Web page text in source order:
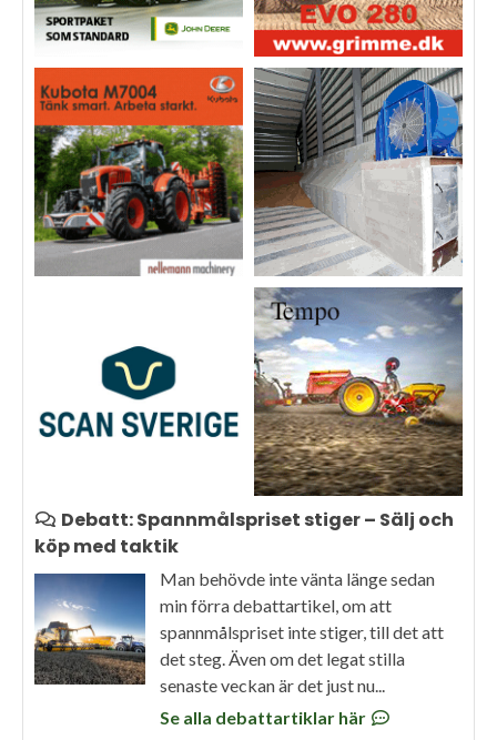
Debatt: Spannmålspriset stiger – Sälj och
köp med taktik
Man behövde inte vänta länge sedan
min förra debattartikel, om att
spannmålspriset inte stiger, till det att
det steg. Även om det legat stilla
senaste veckan är det just nu...
Se alla debattartiklar här